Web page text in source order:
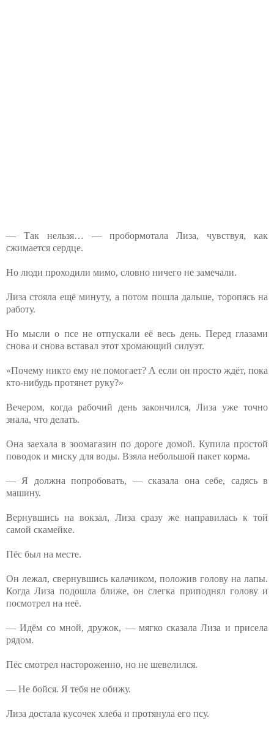
— Так нельзя… — пробормотала Лиза, ⁨чувствуя, как
сжимается сердце. ⁨
Но люди проходили мимо, словно ничего не замечали.
Лиза стояла ещё минуту, а потом пошла дальше, торопясь на
работу.
Но мысли о псе не отпускали её весь день. Перед глазами
снова и снова вставал этот хромающий силуэт.
«Почему никто ему не помогает? А если он просто ждёт, пока
кто-нибудь протянет руку?»
Вечером, когда рабочий день закончился, Лиза уже точно
знала, что делать.
Она заехала в зоомагазин по дороге домой. Купила простой
поводок и миску для воды. Взяла небольшой пакет корма.
— Я должна попробовать, — сказала она себе, садясь в
машину.
Вернувшись на вокзал, Лиза сразу же направилась к той
самой скамейке.
Пёс был на месте.
Он лежал, свернувшись калачиком⁨, положив голову на лапы.
Когда Лиза подошла ближе, он слегка приподнял голову и
посмотрел на неё.
— Идём со мной, дружок, — мягко сказала Лиза и присела
рядом.
Пёс смотрел настороженно, но не шевелился.
— Не бойся. Я тебя не обижу.
Лиза достала кусочек хлеба и протянула его псу.